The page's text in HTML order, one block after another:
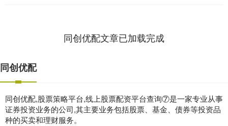
同创优配文章已加载完成
同创优配
同创优配,股票策略平台,线上股票配资平台查询⑦是一家专业从事
证券投资业务的公司,其主要业务包括股票、基金、债券等投资品
种的买卖和理财服务。